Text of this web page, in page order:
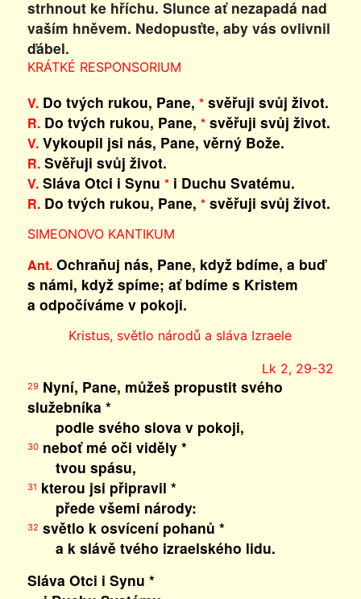
strhnout ke hříchu. Slunce ať nezapadá nad
vaším hněvem. Nedopusťte, aby vás ovlivnil
ďábel.
KRÁTKÉ RESPONSORIUM
V.Do tvých rukou, Pane, *svěřuji svůj život.
R.Do tvých rukou, Pane, *svěřuji svůj život.
V.Vykoupil jsi nás, Pane, věrný Bože.
R.Svěřuji svůj život.
V.Sláva Otci i Synu *i Duchu Svatému.
R.Do tvých rukou, Pane, *svěřuji svůj život.
SIMEONOVO KANTIKUM
Ant.Ochraňuj nás, Pane, když bdíme, a buď
s námi, když spíme; ať bdíme s Kristem
a odpočíváme v pokoji.
Kristus, světlo národů a sláva Izraele
Lk 2, 29-32
29Nyní, Pane, můžeš propustit svého
služebníka *
podle svého slova v pokoji,
30neboť mé oči viděly *
tvou spásu,
31 kterou jsi připravil *
přede všemi národy:
32 světlo k osvícení pohanů *
a k slávě tvého izraelského lidu.
Sláva Otci i Synu *